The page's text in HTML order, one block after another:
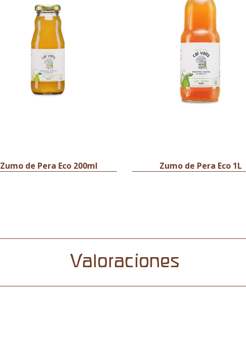
Zumo de Pera Eco 200ml Zumo de Pera Eco 1L
Valoraciones